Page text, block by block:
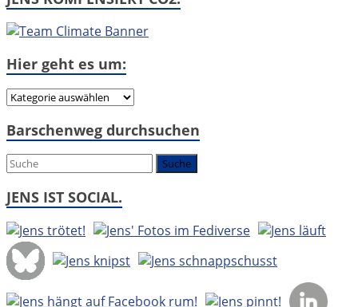
Hier geht es um:
Hier
es
Barschenweg durchsuchen
JENS IST SOCIAL.